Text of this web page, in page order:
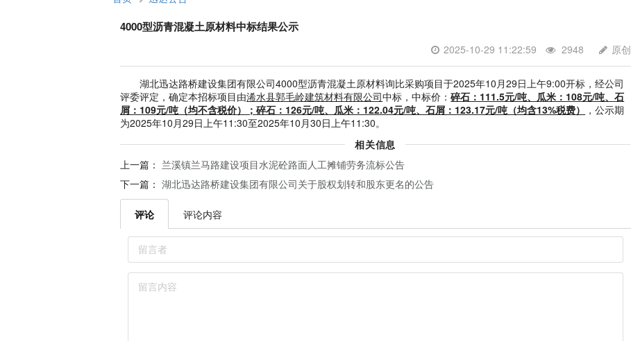
4000型沥青混凝土原材料中标结果公示
2025-10-29 11:22:59 2948 原创
湖北迅达路桥建设集团有限公司4000型沥青混凝土原材料询比采购项目于2025年10月29日上午9:00开标，经公司
评委评定，确定本招标项目由浠水县郭毛岭建筑材料有限公司中标，中标价：碎石：111.5元/吨、瓜米：108元/吨、石
屑：109元/吨（均不含税价）；碎石：126元/吨、瓜米：122.04元/吨、石屑：123.17元/吨（均含13%税费）
，公示期
为2025年10月29日上午11:30至2025年10月30日上午11:30。
相关信息
上一篇： 兰溪镇兰马路建设项目水泥砼路面人工摊铺劳务流标公告
下一篇：湖北迅达路桥建设集团有限公司关于股权划转和股东更名的公告
评论 评论内容